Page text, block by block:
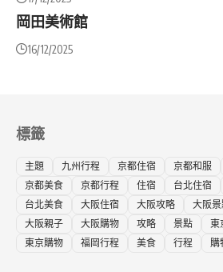
岡田美術館
16/12/2025
標籤
主題 九州行程 京都住宿 京都和服
京都美食
京都行程 住宿 台北住宿
台北美食
大阪住宿 大阪攻略 大阪
大阪親子
大阪購物 攻略 景點 東
東京購物
福岡行程 美食 行程 購